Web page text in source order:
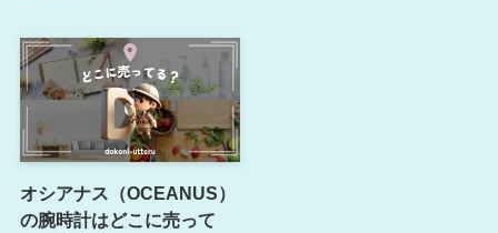
オシアナス（OCEANUS）
の腕時計はどこに売って